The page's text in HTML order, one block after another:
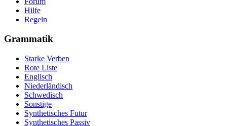
Hilfe
Regeln
Grammatik
Starke Verben
Rote Liste
Englisch
Niederländisch
Schwedisch
Sonstige
Synthetisches Futur
Synthetisches Passiv